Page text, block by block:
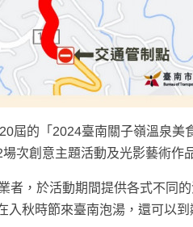
屆的「2024臺南關子嶺溫泉
次創意主題活動及光影藝術作
者，於活動期間提供各式不同
入秋時節來臺南泡湯，還可以